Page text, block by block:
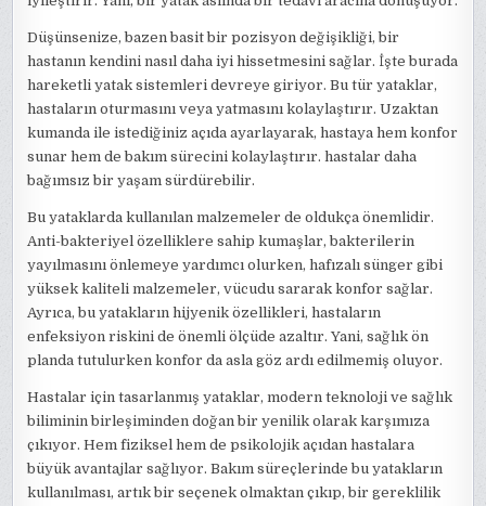
Düşünsenize, bazen basit bir pozisyon değişikliği, bir
hastanın kendini nasıl daha iyi hissetmesini sağlar. İşte burada
hareketli yatak sistemleri devreye giriyor. Bu tür yataklar,
hastaların oturmasını veya yatmasını kolaylaştırır. Uzaktan
kumanda ile istediğiniz açıda ayarlayarak, hastaya hem konfor
sunar hem de bakım sürecini kolaylaştırır. hastalar daha
bağımsız bir yaşam sürdürebilir.
Bu yataklarda kullanılan malzemeler de oldukça önemlidir.
Anti-bakteriyel özelliklere sahip kumaşlar, bakterilerin
yayılmasını önlemeye yardımcı olurken, hafızalı sünger gibi
yüksek kaliteli malzemeler, vücudu sararak konfor sağlar.
Ayrıca, bu yatakların hijyenik özellikleri, hastaların
enfeksiyon riskini de önemli ölçüde azaltır. Yani, sağlık ön
planda tutulurken konfor da asla göz ardı edilmemiş oluyor.
Hastalar için tasarlanmış yataklar, modern teknoloji ve sağlık
biliminin birleşiminden doğan bir yenilik olarak karşımıza
çıkıyor. Hem fiziksel hem de psikolojik açıdan hastalara
büyük avantajlar sağlıyor. Bakım süreçlerinde bu yatakların
kullanılması, artık bir seçenek olmaktan çıkıp, bir gereklilik